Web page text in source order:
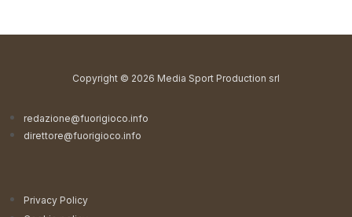
Copyright © 2026 Media Sport Production srl
redazione@fuorigioco.info
direttore@fuorigioco.info
Privacy Policy